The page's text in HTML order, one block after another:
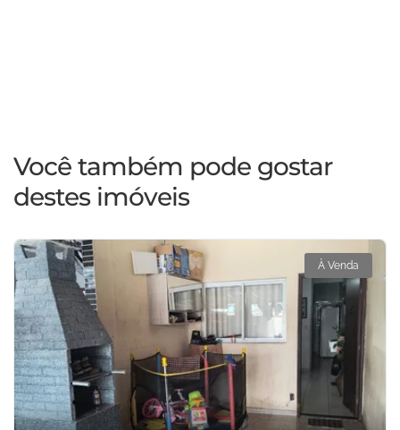
Você também pode gostar
destes imóveis
À Venda